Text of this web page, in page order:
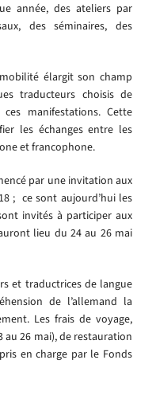
année, des ateliers par
des séminaires, des
élargit son champ
traducteurs choisis de
manifestations. Cette
les échanges entre les
et francophone.
par une invitation aux
; ce sont aujourd’hui les
invités à participer aux
lieu du 24 au 26 mai
et traductrices de langue
de l’allemand la
Les frais de voyage,
au 26 mai), de restauration
en charge par le Fonds